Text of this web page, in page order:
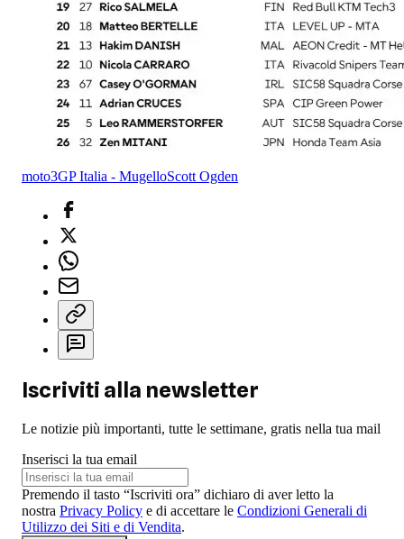
moto3GP Italia - MugelloScott Ogden
Iscriviti alla newsletter
Le notizie più importanti, tutte le settimane, gratis nella tua mail
Inserisci la tua email
Premendo il tasto “Iscriviti ora” dichiaro di aver letto la
nostra Privacy Policy e di accettare le Condizioni Generali di
Utilizzo dei Siti e di Vendita.